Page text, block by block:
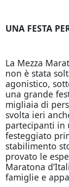
UNA FESTA
La Mezza
non è stata
agonistico,
una grande
migliaia di
svolta ieri
partecipanti in
festeggiato
stabilimento
provato le
Maratona
famiglie e